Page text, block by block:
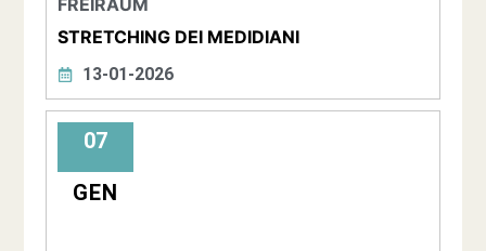
STRETCHING DEI MEDIDIANI
13-01-2026
07
GEN